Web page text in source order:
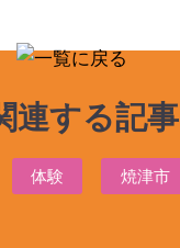
連する記事
体験 焼津市